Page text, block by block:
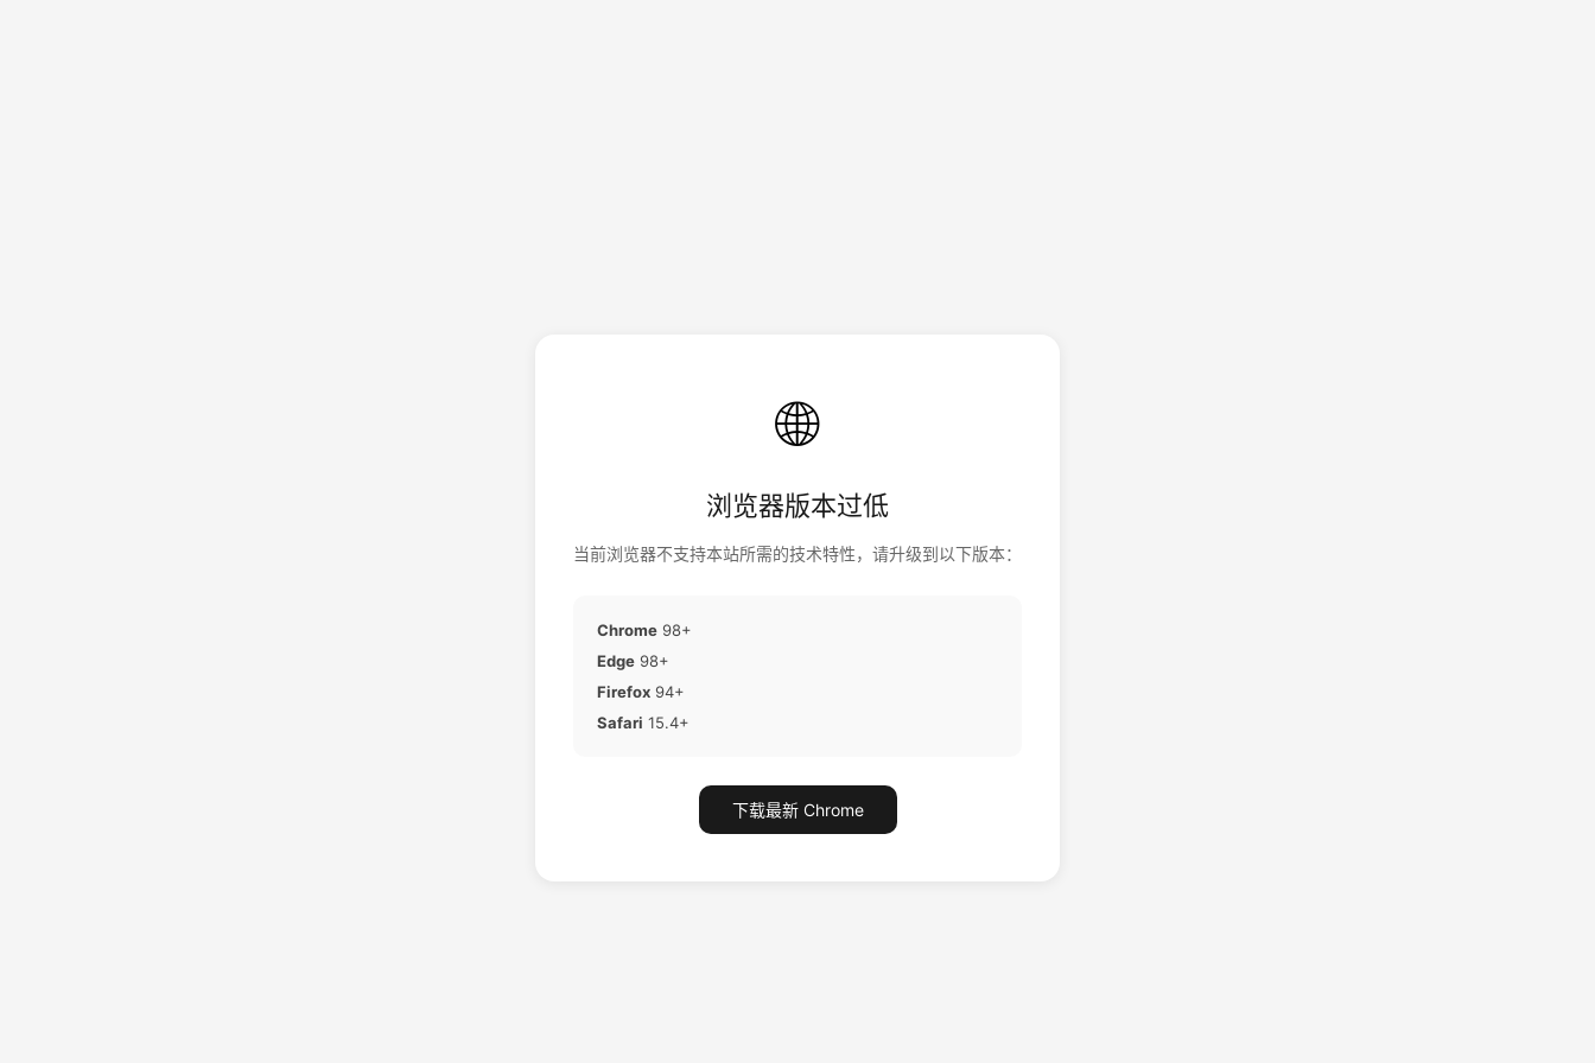
🌐
浏览器版本过低
当前浏览器不支持本站所需的技术特性，请升级到以下版本：
Chrome 98+
Edge 98+
Firefox 94+
Safari 15.4+
下载最新 Chrome